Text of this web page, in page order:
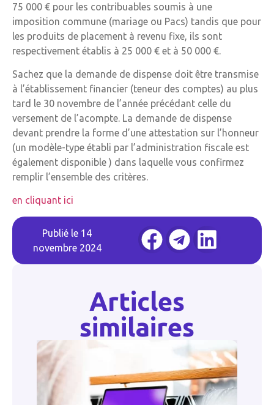
75 000 € pour les contribuables soumis à une
imposition commune (mariage ou Pacs) tandis que pour
les produits de placement à revenu fixe, ils sont
respectivement établis à 25 000 € et à 50 000 €.
Sachez que la demande de dispense doit être transmise
à l’établissement financier (teneur des comptes) au plus
tard le 30 novembre de l’année précédant celle du
versement de l’acompte. La demande de dispense
devant prendre la forme d’une attestation sur l’honneur
(un modèle-type établi par l’administration fiscale est
également disponible ) dans laquelle vous confirmez
remplir l’ensemble des critères.
en cliquant ici
Publié le 14
novembre 2024
Articles
similaires